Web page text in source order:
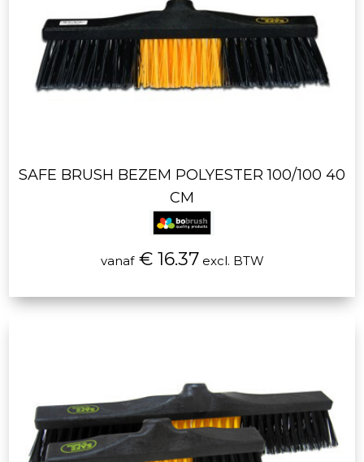
SAFE BRUSH BEZEM POLYESTER 100/100 40
CM
vanaf€ 16.37 excl. BTW